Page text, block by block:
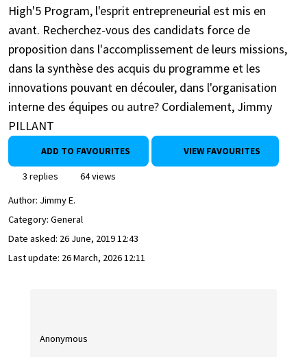
High'5 Program, l'esprit entrepreneurial est mis en
avant. Recherchez-vous des candidats force de
proposition dans l'accomplissement de leurs missions,
dans la synthèse des acquis du programme et les
innovations pouvant en découler, dans l'organisation
interne des équipes ou autre? Cordialement, Jimmy
PILLANT
ADD TO FAVOURITES VIEW FAVOURITES
3 replies
64 views
Author: Jimmy E.
Category: General
Date asked: 26 June, 2019 12:43
Last update: 26 March, 2026 12:11
Anonymous